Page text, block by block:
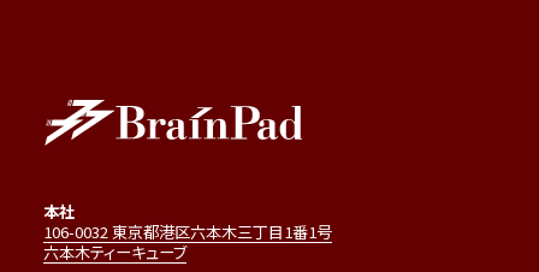
本社
106-0032 東京都港区六本木三丁目1番1号
六本木ティーキューブ